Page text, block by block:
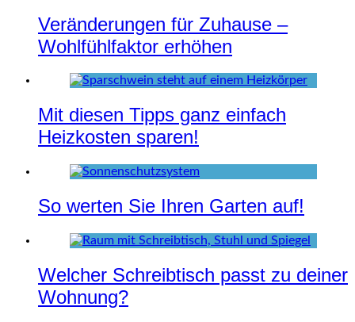
Veränderungen für Zuhause –
Wohlfühlfaktor erhöhen
Mit diesen Tipps ganz einfach
Heizkosten sparen!
So werten Sie Ihren Garten auf!
Welcher Schreibtisch passt zu deiner
Wohnung?